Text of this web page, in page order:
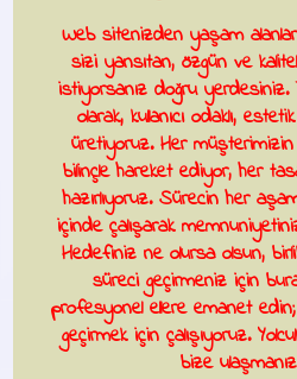
Web sitenizden yaşam
sizi yansıtan, özgün ve
istiyorsanız doğru yerdesiniz.
olarak, kullanıcı odaklı,
üretiyoruz. Her müşterimizin
bilinçle hareket ediyor, her
hazırlıyoruz. Sürecin her
içinde çalışarak
Hedefiniz ne olursa olsun,
süreci geçirmeniz için
profesyonel ellere emanet
geçirmek için çalışıyoruz.
bize